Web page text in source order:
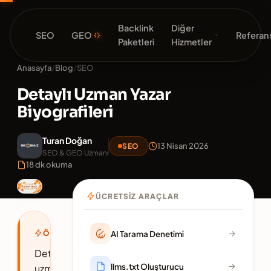
SEO GEO
Backlink
Paketleri
Diğer
Hizmetler
Anasayfa/Blog/SEO
Detaylı Uzman Yazar
Biyografileri
Turan Doğan
SEO & GEO Uzmanı
SEO
13 Nisan 2026
18 dk okuma
ÖZET
Detaylı
uzman
ÜCRETSIZ ARAÇLAR
AI Tarama Denetimi
llms.txt Oluşturucu